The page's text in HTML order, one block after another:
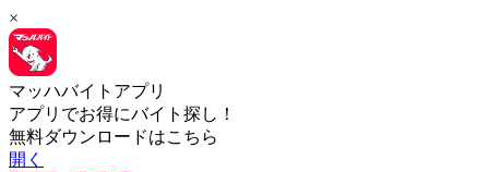
×
マッハバイトアプリ
アプリでお得にバイト探し！
無料ダウンロードはこちら
開く